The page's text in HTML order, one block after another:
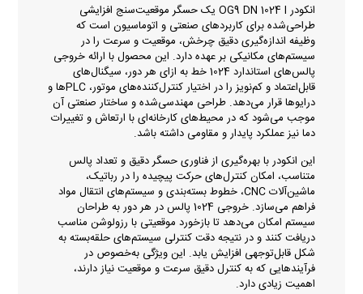
انکودر OG9 DN 1024 I یک حسگر موقعیت‌سنج افزایشی
طراحی‌شده برای کاربردهای صنعتی و اتوماسیون است که
وظیفه اندازه‌گیری دقیق چرخش، موقعیت و سرعت را در
سیستم‌های مکانیکی بر عهده دارد. این محصول با ارائه خروجی
پالس‌های استاندارد 1024 خط به ازای هر دور، سیگنال‌های
قابل‌اعتماد و کم‌نویز را در اختیار کنترل‌کننده‌های موتور، PLCها و
درایوها قرار می‌دهد. طراحی مهندسی‌شده و ساختار صنعتی آن
موجب می‌شود که در محیط‌های کارخانه‌ای با ارتعاش و تغییرات
دما نیز عملکرد پایدار و مقاومی داشته باشد.
این انکودر با بهره‌گیری از فناوری حسگر دقیق و تعداد پالس
متناسب، امکان کنترل‌های حرکت پیچیده را در رباتیک،
ماشین‌آلات CNC، خطوط بسته‌بندی و سیستم‌های انتقال مواد
فراهم می‌سازد. خروجی 1024 پالس در هر دور به طراحان
سیستم امکان می‌دهد تا بازخورد موقعیتی با رزولوشن مناسب
دریافت کنند و در نتیجه دقت کنترلی سیستم‌های حلقه‌بسته به
شکل قابل‌توجهی افزایش یابد. این ویژگی به‌خصوص در
فرآیندهایی که به کنترل دقیق سرعت و موقعیت نیاز دارند،
اهمیت زیادی دارد.